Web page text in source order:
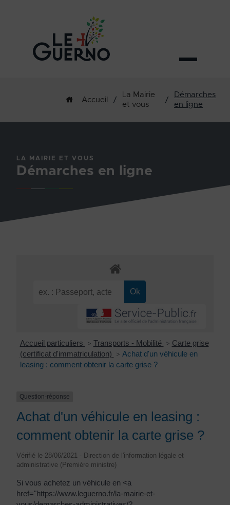
Accueil /
La Mairie
et vous
/
Démarches
en ligne
LA MAIRIE ET VOUS
Démarches en ligne
Accueil particuliers > Transports - Mobilité > Carte grise
(certificat d'immatriculation)
> Achat d'un véhicule en
leasing : comment obtenir la carte grise ?
Question-réponse
Achat d'un véhicule en leasing :
comment obtenir la carte grise ?
Vérifié le 28/06/2021 - Direction de l'information légale et
administrative (Première ministre)
Si vous achetez un véhicule en <a
href="https://www.leguerno.fr/la-mairie-et-